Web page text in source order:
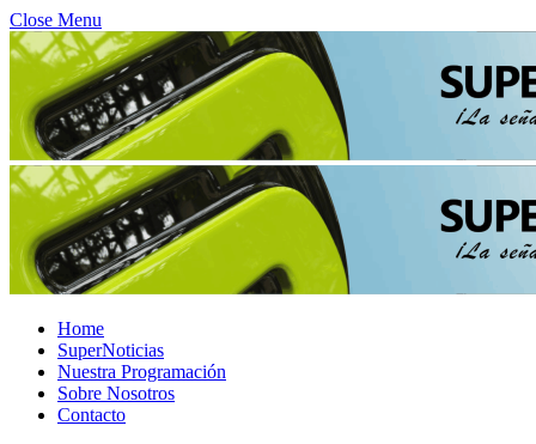
Close Menu
Home
SuperNoticias
Nuestra Programación
Sobre Nosotros
Contacto